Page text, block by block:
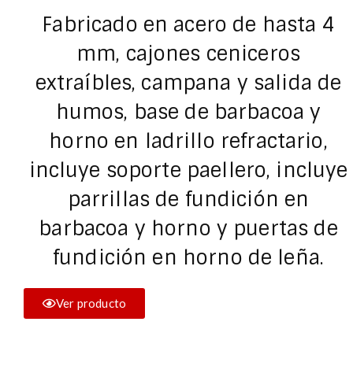
Fabricado en acero de hasta 4
mm, cajones ceniceros
extraíbles, campana y salida de
humos, base de barbacoa y
horno en ladrillo refractario,
incluye soporte paellero, incluye
parrillas de fundición en
barbacoa y horno y puertas de
fundición en horno de leña.
Ver producto